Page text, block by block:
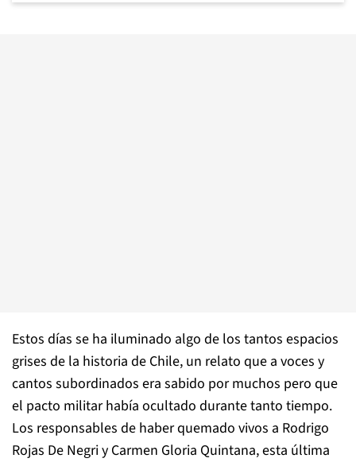
Estos días se ha iluminado algo de los tantos espacios
grises de la historia de Chile, un relato que a voces y
cantos subordinados era sabido por muchos pero que
el pacto militar había ocultado durante tanto tiempo.
Los responsables de haber quemado vivos a Rodrigo
Rojas De Negri y Carmen Gloria Quintana, esta última